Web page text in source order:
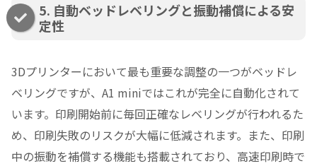
5. 自動ベッドレベリングと振動補償による安
定性
3Dプリンターにおいて最も重要な調整の一つがベッドレ
ベリングですが、A1 miniではこれが完全に自動化されて
います。印刷開始前に毎回正確なレベリングが行われるた
め、印刷失敗のリスクが大幅に低減されます。また、印刷
中の振動を補償する機能も搭載されており、高速印刷時で